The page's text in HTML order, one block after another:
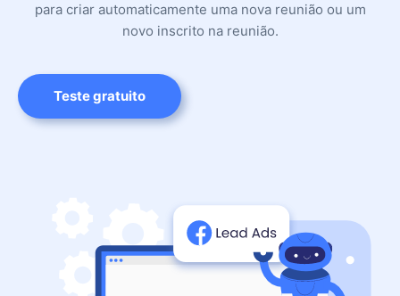
para criar automaticamente uma nova reunião ou um
novo inscrito na reunião.
Teste gratuito